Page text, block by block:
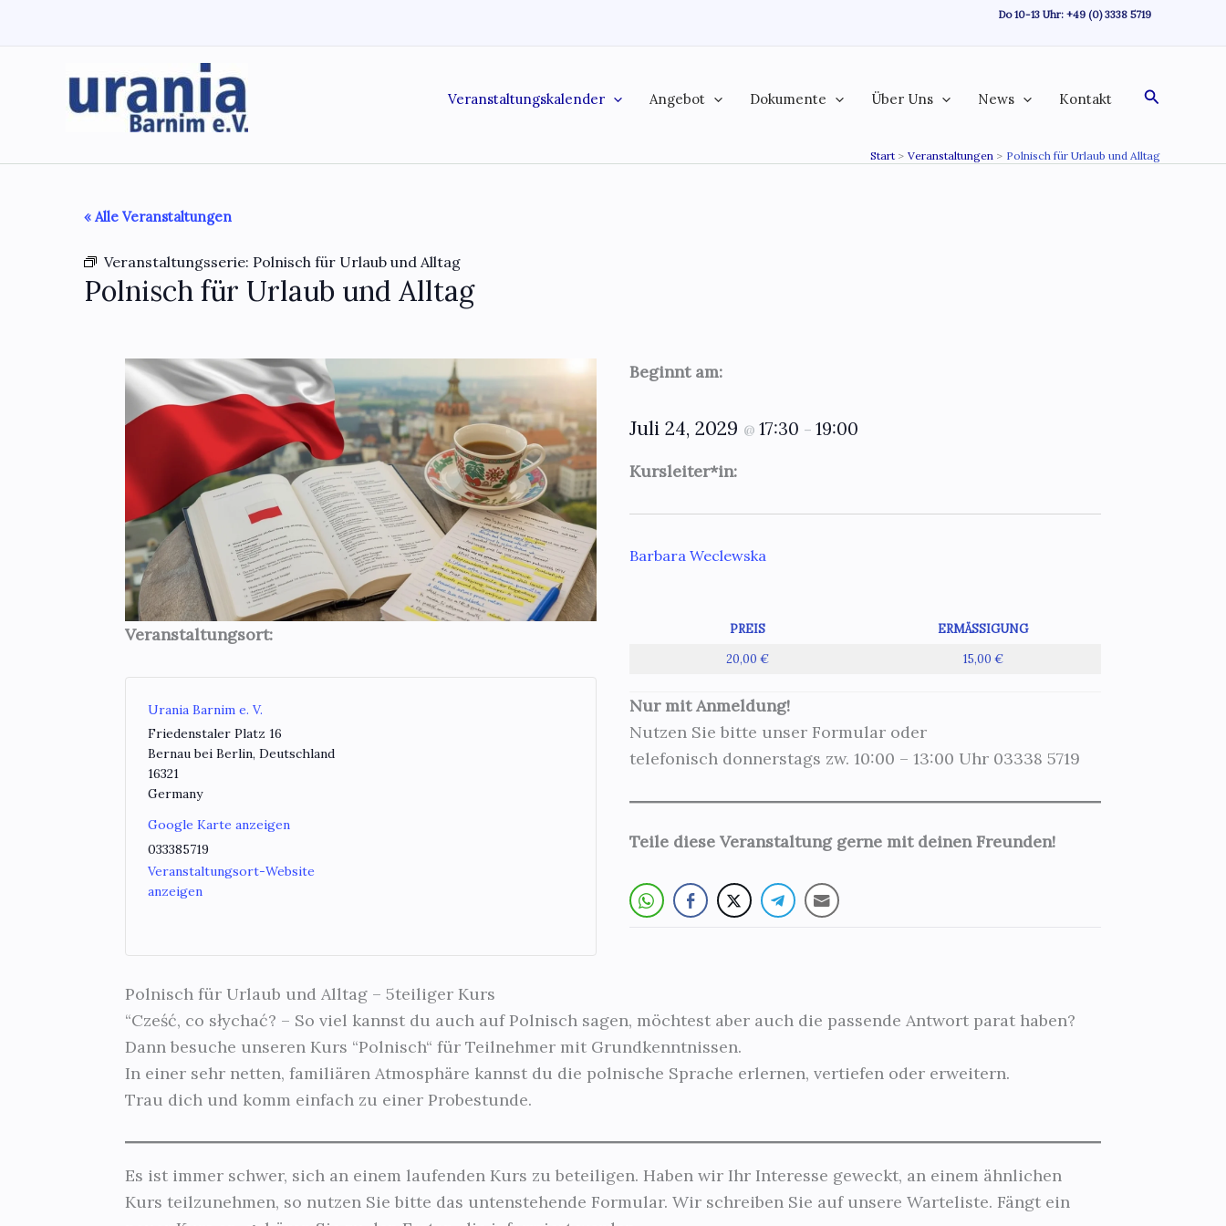
Do 10-13 Uhr: +49 (0) 3338 5719
Veranstaltungskalender Angebot Dokumente Über Uns News Kontakt Suchen
Start Veranstaltungen Polnisch für Urlaub und Alltag
« Alle Veranstaltungen
Veranstaltungsserie: Polnisch für Urlaub und Alltag
Polnisch für Urlaub und Alltag
Veranstaltungsort:
Urania Barnim e. V.
Friedenstaler Platz 16
Bernau bei Berlin, Deutschland
16321
Germany
Google Karte anzeigen
033385719
Veranstaltungsort-Website
anzeigen
Beginnt am:
Juli 24, 2029 @ 17:30 – 19:00
Kursleiter*in:
Barbara Weclewska
PREIS
ERMÄSSIGUNG
20,00 €
15,00 €
Nur mit Anmeldung!
Nutzen Sie bitte unser Formular oder
telefonisch donnerstags zw. 10:00 – 13:00 Uhr 03338 5719
Teile diese Veranstaltung gerne mit deinen Freunden!
Polnisch für Urlaub und Alltag – 5teiliger Kurs
“Cześć, co słychać? – So viel kannst du auch auf Polnisch sagen, möchtest aber auch die passende Antwort parat haben?
Dann besuche unseren Kurs “Polnisch“ für Teilnehmer mit Grundkenntnissen.
In einer sehr netten, familiären Atmosphäre kannst du die polnische Sprache erlernen, vertiefen oder erweitern.
Trau dich und komm einfach zu einer Probestunde.
Es ist immer schwer, sich an einem laufenden Kurs zu beteiligen. Haben wir Ihr Interesse geweckt, an einem ähnlichen
Kurs teilzunehmen, so nutzen Sie bitte das untenstehende Formular. Wir schreiben Sie auf unsere Warteliste. Fängt ein